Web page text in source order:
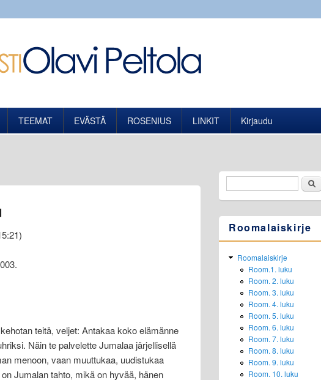
TEEMAT EVÄSTÄ ROSENIUS LINKIT Kirjaudu
teitä, veljet: Antakaa koko elämänne
Näin te palvelette Jumalaa järjellisellä
menoon, vaan muuttukaa, uudistukaa
Jumalan tahto, mikä on hyvää, hänen
HakulomakeEtsi
Roomalaiskirje
Roomalaiskirje
Room.1. luku
Room. 2. luku
Room. 3. luku
Room. 4. luku
Room. 5. luku
Room. 6. luku
Room. 7. luku
Room. 8. luku
Room. 9. luku
Room. 10. luku